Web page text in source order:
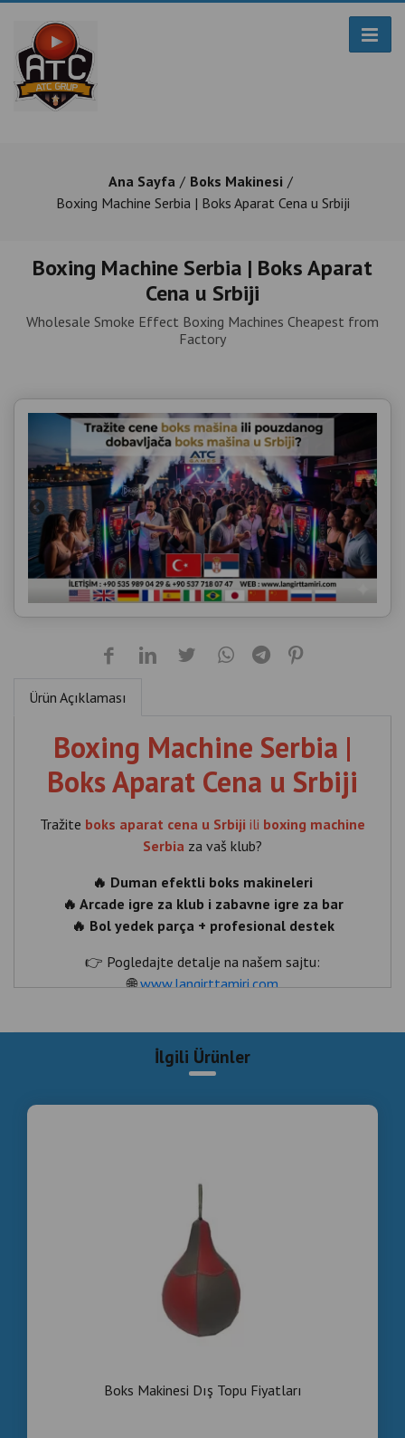
Ana Sayfa
Boks Makinesi
Boxing Machine Serbia | Boks Aparat Cena u Srbiji
Boxing Machine Serbia | Boks Aparat
Cena u Srbiji
Wholesale Smoke Effect Boxing Machines Cheapest from
Factory
Ürün Açıklaması
Boxing Machine Serbia |
Boks Aparat Cena u Srbiji
Tražite boks aparat cena u Srbiji ili boxing machine
Serbia za vaš klub?
🔥 Duman efektli boks makineleri
🔥 Arcade igre za klub i zabavne igre za bar
🔥 Bol yedek parça + profesional destek
👉 Pogledajte detalje na našem sajtu:
🌐www.langirttamiri.com
👉 Dostava za Beograd, Novi Sad, Niš
#beograd #belgrade #boksaparat
#beograd , #belgrade , #boksaparat ,
#boxingmachineserbia , #arcadeigre , #zabavneigre ,
#serbiabusiness , #nightlife , Boxing Machine Serbia ,
Boks Aparat Cena u Srbiji
İlgili Ürünler
Boks Makinesi Dış Topu Fiyatları